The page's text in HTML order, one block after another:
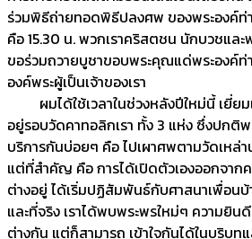
ร่วมพิธีถ่ายทอดพิธีปลงศพ ของพระองค์ท่
คือ 15.30 น. พวกเราคริสตชน นักบวชแล
ขอร่วมถวายบูชาขอบพระคุณแด่พระองค์
องค์พระผู้เป็นเจ้าของเรา
ผมได้ใช้เวลาในช่วงหลังปีใหม่นี้ เยี่ยม
อยู่รอบวัดคาทอลิกเรา ทั้ง 3 แห่ง ซึ่งปกติ
บริการกันบ่อยๆ คือ ไปเผาศพตามวัดเหล่า
แต่ที่สำคัญ คือ การได้เปิดตัวเองออกจา
ต่างอยู่ ได้เริ่มปฏิสัมพันธ์กับศาสนาเพื่อนบ้
และที่จริง เราได้พบพระพรใหม่ๆ ความยิน
ต่างกัน แต่ก็สามารถ เข้าใจกันได้ในบริบท